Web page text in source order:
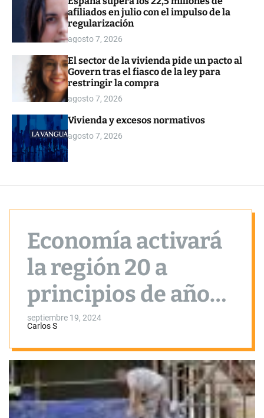
o
r
afiliados en julio con el impulso de la
regularización
agosto 7, 2026
El sector de la vivienda pide un pacto al
Govern tras el fiasco de la ley para
restringir la compra
agosto 7, 2026
Vivienda y excesos normativos
agosto 7, 2026
Economía activará
la región 20 a
principios de año
para eliminar
trabas a las pymes
septiembre 19, 2024
Carlos S